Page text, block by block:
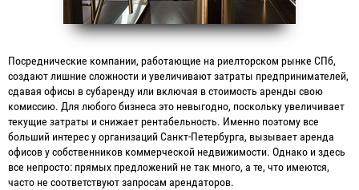
Посреднические компании, работающие на риелторском рынке СПб,
создают лишние сложности и увеличивают затраты предпринимателей,
сдавая офисы в субаренду или включая в стоимость аренды свою
комиссию. Для любого бизнеса это невыгодно, поскольку увеличивает
текущие затраты и снижает рентабельность. Именно поэтому все
больший интерес у организаций Санкт-Петербурга, вызывает аренда
офисов у собственников коммерческой недвижимости. Однако и здесь
все непросто: прямых предложений не так много, а те, что имеются,
часто не соответствуют запросам арендаторов.